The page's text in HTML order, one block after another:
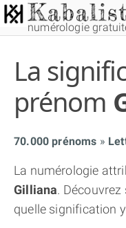
numérologie
La
prénom
70.000 prénoms
La numérologie
Gilliana.
quelle signification
THÈME